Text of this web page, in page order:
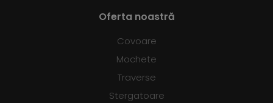
Oferta noastră
Covoare
Mochete
Traverse
Stergatoare